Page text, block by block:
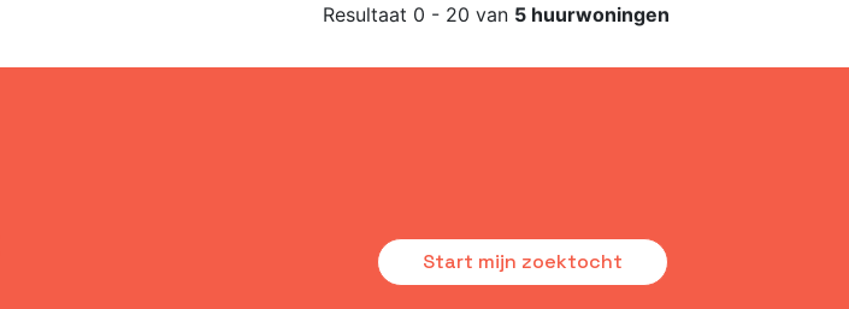
Resultaat 0 - 20 van 5 huurwoningen
Start mijn zoektocht